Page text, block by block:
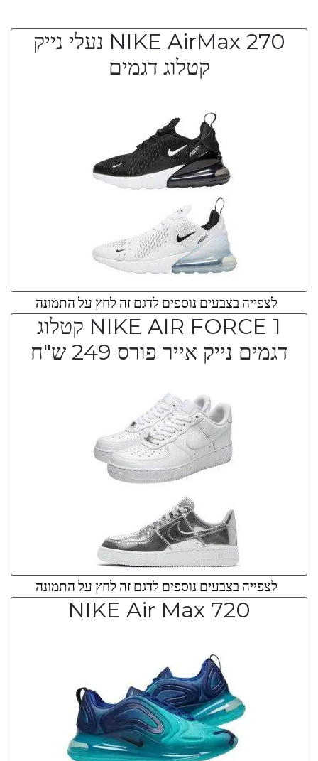
NIKE AirMax 270 נעלי נייק
קטלוג דגמים
לצפייה בצבעים נוספים לדגם זה לחץ על התמונה
NIKE AIR FORCE 1 קטלוג
דגמים נייק אייר פורס 249 ש"ח
לצפייה בצבעים נוספים לדגם זה לחץ על התמונה
NIKE Air Max 720